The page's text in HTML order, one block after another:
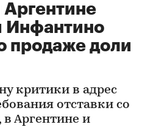
Аргентине
Инфантино
продаже доли
критики в адрес
отставки со
Аргентине и